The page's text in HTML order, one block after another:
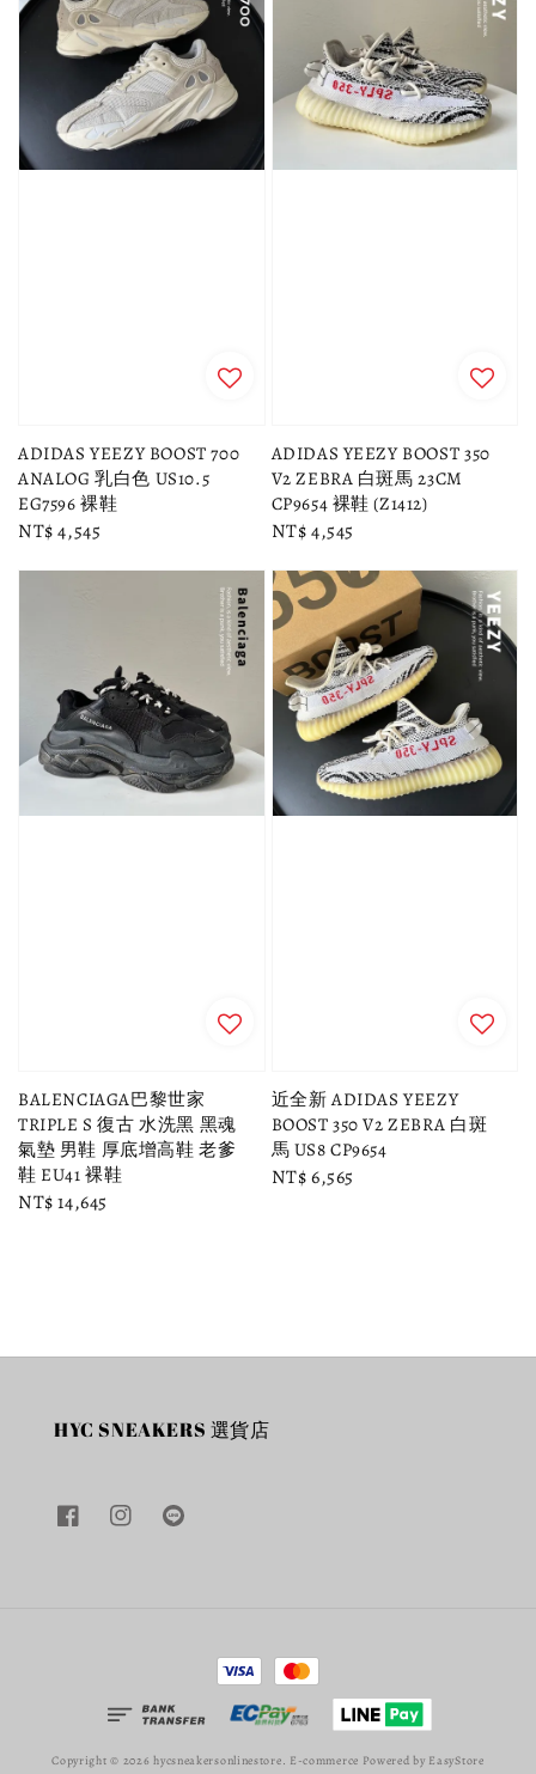
ADIDAS YEEZY BOOST 700
ANALOG 乳白色 US10.5
EG7596 裸鞋
Regular
NT$ 4,545
ADIDAS YEEZY BOOST 350
V2 ZEBRA 白斑馬 23CM
CP9654 裸鞋 (Z1412)
Regular
NT$ 4,545
BALENCIAGA巴黎世家
TRIPLE S 復古 水洗黑 黑魂
氣墊 男鞋 厚底增高鞋 老爹
鞋 EU41 裸鞋
Regular
NT$ 14,645
近全新 ADIDAS YEEZY
BOOST 350 V2 ZEBRA 白斑
馬 US8 CP9654
Regular
NT$ 6,565
HYC SNEAKERS 選貨店
Copyright © 2026 hycsneakersonlinestore. E-commerce Powered by EasyStore